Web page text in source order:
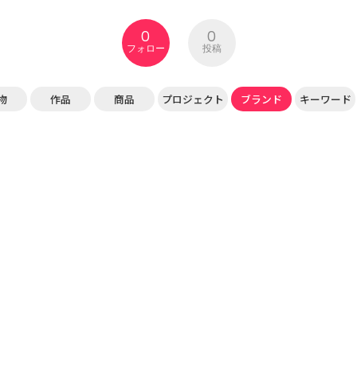
0
フォロー
0
投稿
作品 商品 プロジェクト ブランド キーワード